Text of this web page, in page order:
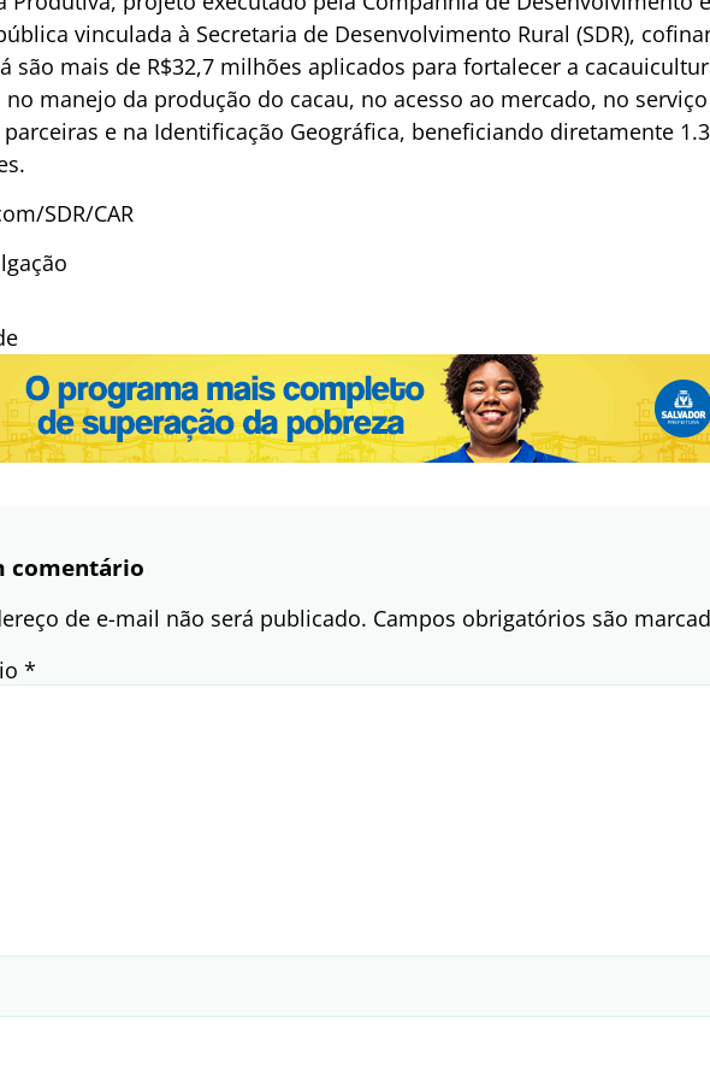
vinculada à Secretaria de Desenvolvimento Rural (SDR),
são mais de R$32,7 milhões aplicados para fortalecer a
manejo da produção do cacau, no acesso ao mercado, no
e na Identificação Geográfica, beneficiando diretamente
SDR/CAR
comentário
de e-mail não será publicado. Campos obrigatórios são
*